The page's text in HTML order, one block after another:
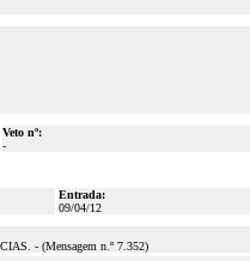
Veto nº:
-
Entrada:
09/04/12
- (Mensagem n.º 7.352)